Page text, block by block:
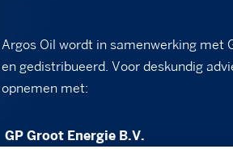
Argos Oil wordt in samenwerking met
en gedistribueerd. Voor deskundig
opnemen met:
GP Groot Energie B.V.